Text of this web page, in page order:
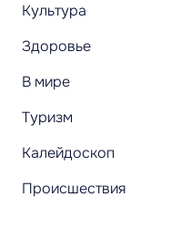
Культура
Здоровье
В мире
Туризм
Калейдоскоп
Происшествия